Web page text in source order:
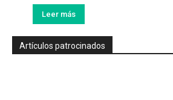
Leer más
Artículos patrocinados